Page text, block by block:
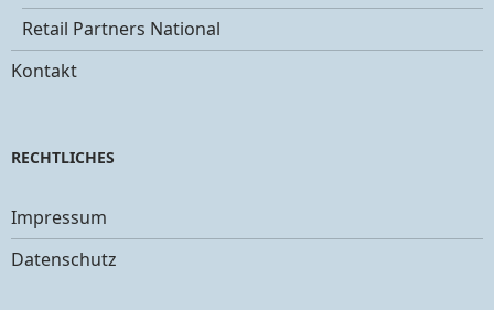
Retail Partners National
Kontakt
RECHTLICHES
Impressum
Datenschutz